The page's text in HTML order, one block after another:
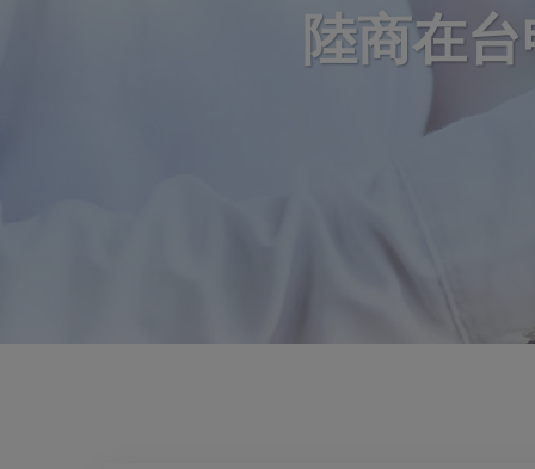
陸商在